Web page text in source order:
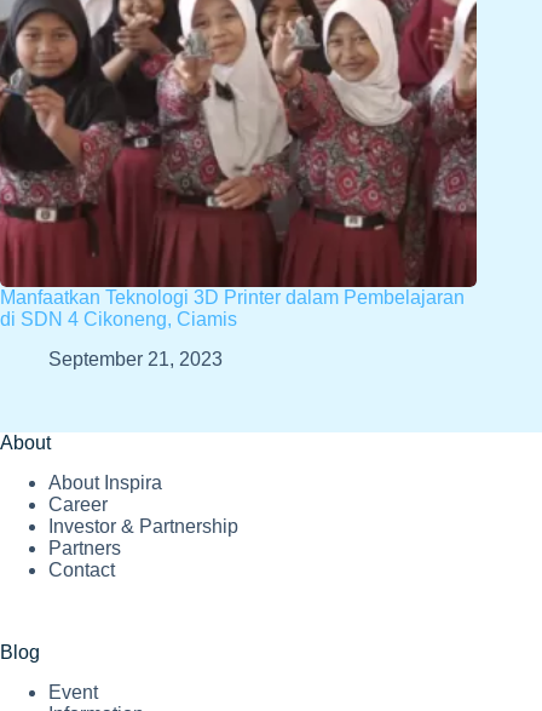
Manfaatkan Teknologi 3D Printer dalam Pembelajaran
di SDN 4 Cikoneng, Ciamis
September 21, 2023
About
About Inspira
Career
Investor & Partnership
Partners
Contact
Blog
Event